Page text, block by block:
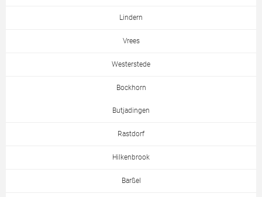
Lindern
Vrees
Westerstede
Bockhorn
Butjadingen
Rastdorf
Hilkenbrook
Barßel